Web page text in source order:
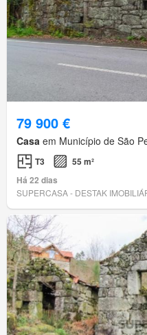
79 900 €
Casa em Município de São
T3
55 m²
Há 22 dias
SUPERCASA - DESTAK